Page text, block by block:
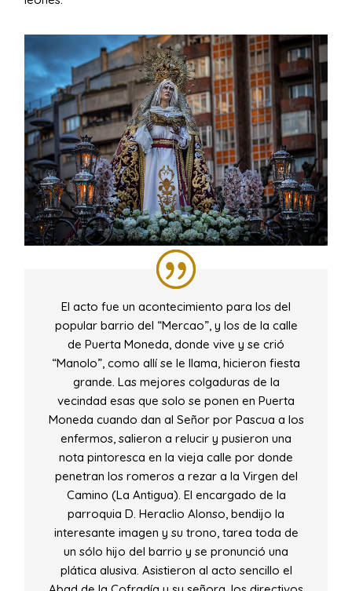
El acto fue un acontecimiento para los del
popular barrio del “Mercao”, y los de la calle
de Puerta Moneda, donde vive y se crió
“Manolo”, como allí se le llama, hicieron fiesta
grande. Las mejores colgaduras de la
vecindad esas que solo se ponen en Puerta
Moneda cuando dan al Señor por Pascua a los
enfermos, salieron a relucir y pusieron una
nota pintoresca en la vieja calle por donde
penetran los romeros a rezar a la Virgen del
Camino (La Antigua). El encargado de la
parroquia D. Heraclio Alonso, bendijo la
interesante imagen y su trono, tarea toda de
un sólo hijo del barrio y se pronunció una
plática alusiva. Asistieron al acto sencillo el